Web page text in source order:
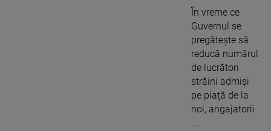
În vreme ce
Guvernul se
pregătește să
reducă numărul
de lucrători
străini admiși
pe piață de la
noi, angajatorii
...